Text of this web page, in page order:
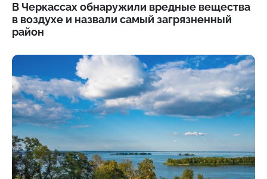
В Черкассах обнаружили вредные вещества
в воздухе и назвали самый загрязненный
район